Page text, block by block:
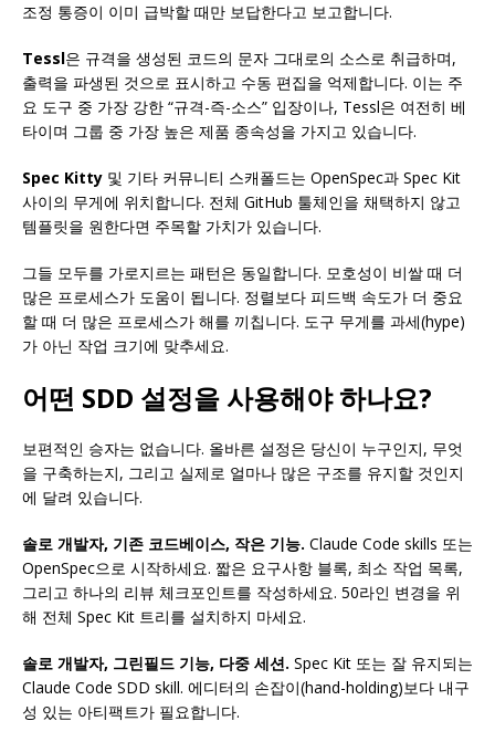
조정 통증이 이미 급박할 때만 보답한다고 보고합니다.
Tessl은 규격을 생성된 코드의 문자 그대로의 소스로 취급하며,
출력을 파생된 것으로 표시하고 수동 편집을 억제합니다. 이는 주
요 도구 중 가장 강한 “규격-즉-소스” 입장이나, Tessl은 여전히 베
타이며 그룹 중 가장 높은 제품 종속성을 가지고 있습니다.
Spec Kitty 및 기타 커뮤니티 스캐폴드는 OpenSpec과 Spec Kit
사이의 무게에 위치합니다. 전체 GitHub 툴체인을 채택하지 않고
템플릿을 원한다면 주목할 가치가 있습니다.
그들 모두를 가로지르는 패턴은 동일합니다. 모호성이 비쌀 때 더
많은 프로세스가 도움이 됩니다. 정렬보다 피드백 속도가 더 중요
할 때 더 많은 프로세스가 해를 끼칩니다. 도구 무게를 과세(hype)
가 아닌 작업 크기에 맞추세요.
어떤 SDD 설정을 사용해야 하나요?
보편적인 승자는 없습니다. 올바른 설정은 당신이 누구인지, 무엇
을 구축하는지, 그리고 실제로 얼마나 많은 구조를 유지할 것인지
에 달려 있습니다.
솔로 개발자, 기존 코드베이스, 작은 기능. Claude Code skills 또는
OpenSpec으로 시작하세요. 짧은 요구사항 블록, 최소 작업 목록,
그리고 하나의 리뷰 체크포인트를 작성하세요. 50라인 변경을 위
해 전체 Spec Kit 트리를 설치하지 마세요.
솔로 개발자, 그린필드 기능, 다중 세션. Spec Kit 또는 잘 유지되는
Claude Code SDD skill. 에디터의 손잡이(hand-holding)보다 내구
성 있는 아티팩트가 필요합니다.